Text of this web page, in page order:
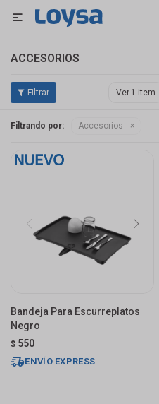

ACCESORIOS
Ver
Filtrando por: Accesorios
Bandeja Para Escurreplatos
Negro
$ 550
ENVÍO EXPRESS